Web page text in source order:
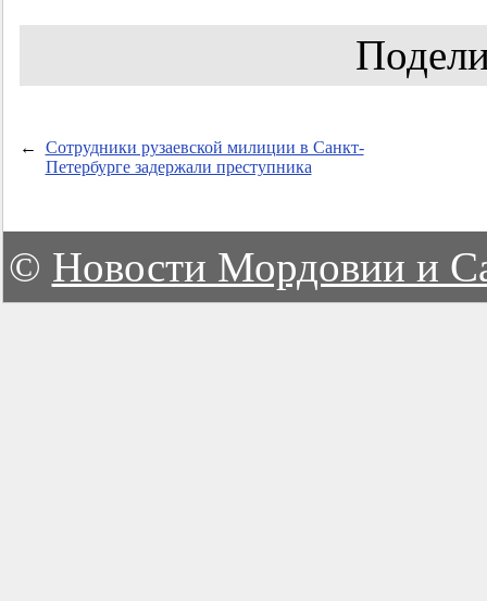
←
Сотрудники рузаевской милиции в Санкт-
Петербурге задержали преступника
© Новости Мордовии и